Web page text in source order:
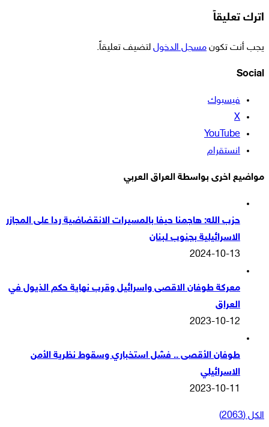
اترك تعليقاً
يجب أنت تكون مسجل الدخول لتضيف تعليقاً.
Social
فيسبوك
‫X
‫YouTube
انستقرام
مواضيع اخرى بواسطة العراق العربي
حزب الله: هاجمنا حيفا بالمسيرات الانقضاضية ردا على المجازر
الاسرائيلية بجنوب لبنان
2024-10-13
معركة طوفان الاقصى واسرائيل وقرب نهاية حكم الذيول في
العراق
2023-10-12
طوفان الأقصى .. فشل استخباري وسقوط نظرية الأمن
الاسرائيلي
2023-10-11
الكل (2063)